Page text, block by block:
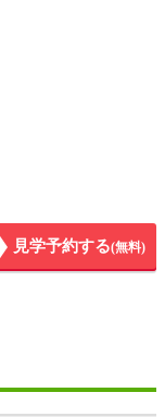
見学予約する(無料)